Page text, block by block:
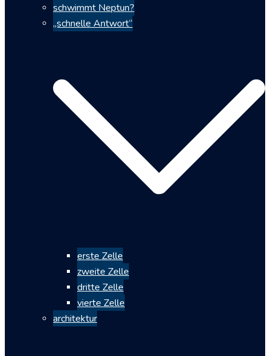
schwimmt Neptun?
„schnelle Antwort“
erste Zelle
zweite Zelle
dritte Zelle
vierte Zelle
architektur